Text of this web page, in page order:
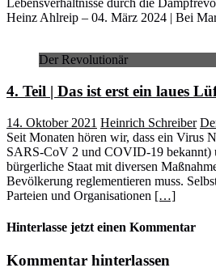
Lebensverhältnisse durch die
Heinz Ahlreip – 04. März 2024 | Bei
Der Revolutionär
4. Teil | Das ist erst ein laues
14. Oktober 2021 Heinrich Schreiber
Seit Monaten hören wir, dass ein Virus
SARS-CoV 2 und COVID-19 bekannt)
bürgerliche Staat mit diversen
Bevölkerung reglementieren muss.
Parteien und Organisationen […]
Hinterlasse jetzt einen Kommentar
Kommentar hinterlassen